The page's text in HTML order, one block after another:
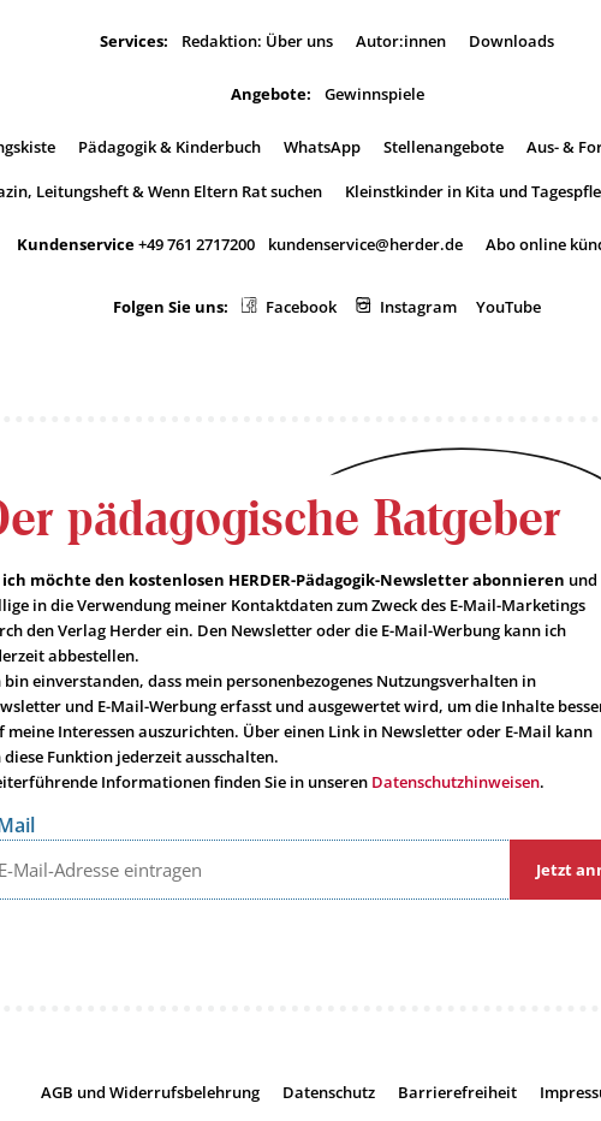
Services: Redaktion: Über uns Autor:innen Downloads
Angebote: Gewinnspiele
Pädagogik & Kinderbuch WhatsApp Stellenangebote Aus- &
Leitungsheft & Wenn Eltern Rat suchen Kleinstkinder in Kita und
Kundenservice+49 761 2717200 kundenservice@herder.de Abo online
Folgen Sie uns: Facebook Instagram YouTube
pädagogische Ratgeber
ich möchte den kostenlosen HERDER-Pädagogik-Newsletter abonnieren und
in die Verwendung meiner Kontaktdaten zum Zweck des E-Mail-Marketings
den Verlag Herder ein. Den Newsletter oder die E-Mail-Werbung kann ich
abbestellen.
bin einverstanden, dass mein personenbezogenes Nutzungsverhalten in
und E-Mail-Werbung erfasst und ausgewertet wird, um die Inhalte
meine Interessen auszurichten. Über einen Link in Newsletter oder E-Mail kann
diese Funktion jederzeit ausschalten.
Informationen finden Sie in unseren Datenschutzhinweisen.
Jetzt
AGB und Widerrufsbelehrung Datenschutz Barrierefreiheit